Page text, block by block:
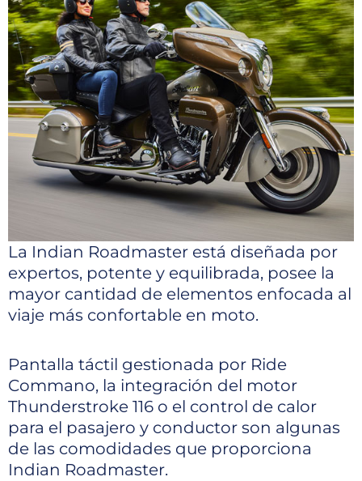
La Indian Roadmaster está diseñada por
expertos, potente y equilibrada, posee la
mayor cantidad de elementos enfocada al
viaje más confortable en moto.
Pantalla táctil gestionada por Ride
Commano, la integración del motor
Thunderstroke 116 o el control de calor
para el pasajero y conductor son algunas
de las comodidades que proporciona
Indian Roadmaster.